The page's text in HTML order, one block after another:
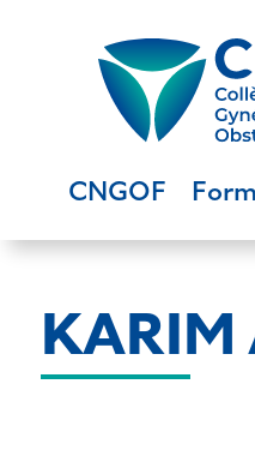
CNGOF